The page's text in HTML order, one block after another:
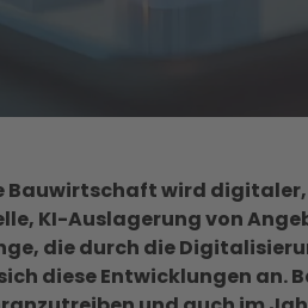
Bauwirtschaft wird
KI-Auslagerung von
die durch die
diese Entwicklungen an.